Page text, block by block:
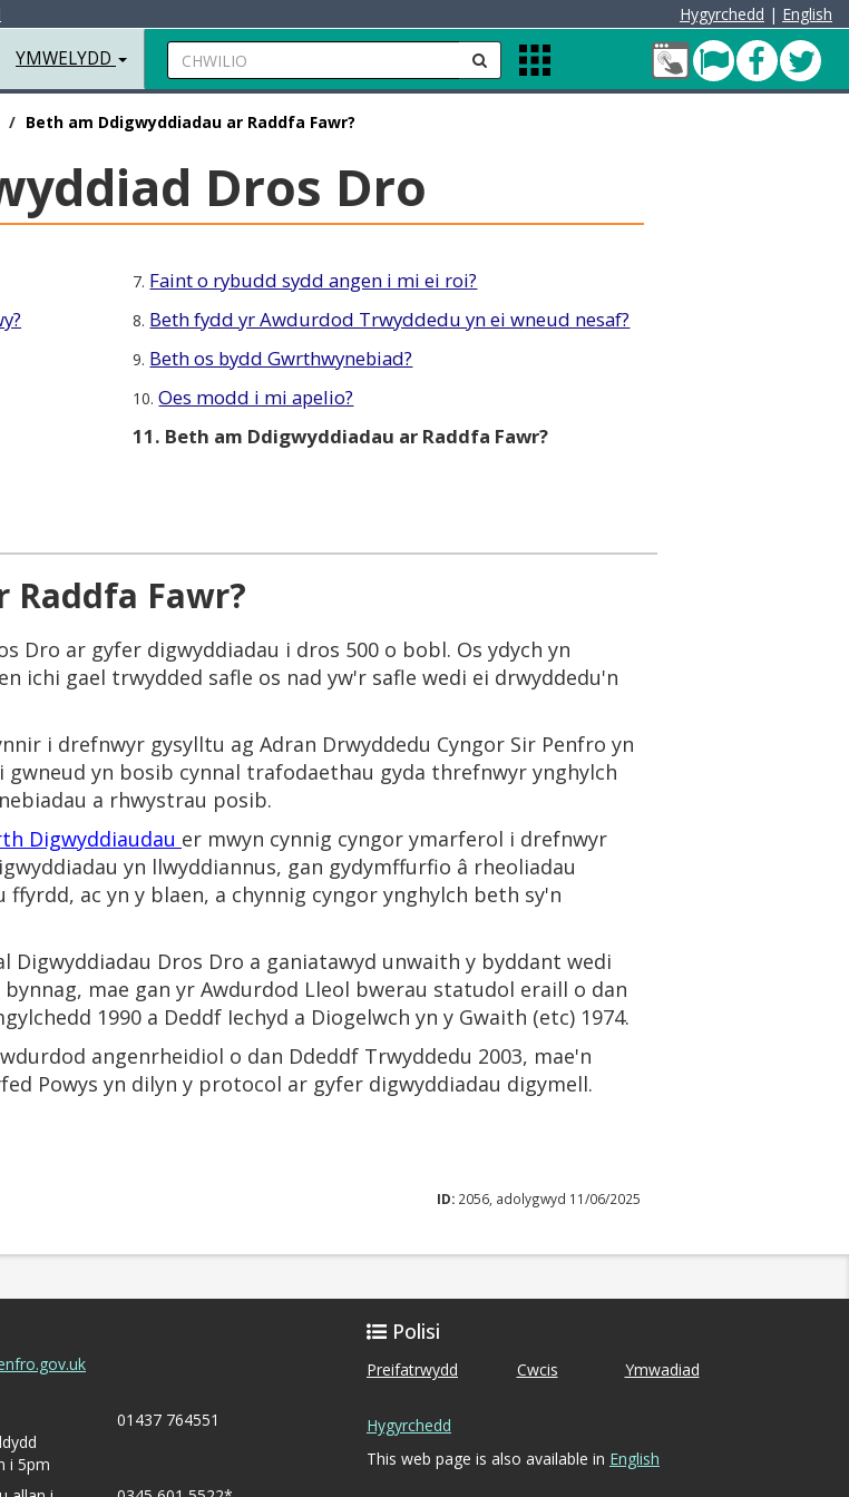
Hygyrchedd | English
YMWELYDD Chwilio anfon
Apps
Menu
Fy
NghyfrifPont
Cleddau
Beth am Ddigwyddiadau ar Raddfa Fawr?
Dros Dro
7. Faint o rybudd sydd angen i mi ei roi?
8. Beth fydd yr Awdurdod Trwyddedu yn ei wneud nesaf?
9. Beth os bydd Gwrthwynebiad?
10.Oes modd i mi apelio?
11. Beth am Ddigwyddiadau ar Raddfa Fawr?
Raddfa Fawr?
Dro ar gyfer digwyddiadau i dros 500 o bobl. Os ydych yn
ichi gael trwydded safle os nad yw'r safle wedi ei drwyddedu'n
i drefnwyr gysylltu ag Adran Drwyddedu Cyngor Sir Penfro yn
yn bosib cynnal trafodaethau gyda threfnwyr ynghylch
a rhwystrau posib.
Digwyddiaudau er mwyn cynnig cyngor ymarferol i drefnwyr
yn llwyddiannus, gan gydymffurfio â rheoliadau
ac yn y blaen, a chynnig cyngor ynghylch beth sy'n
Digwyddiadau Dros Dro a ganiatawyd unwaith y byddant wedi
mae gan yr Awdurdod Lleol bwerau statudol eraill o dan
1990 a Deddf Iechyd a Diogelwch yn y Gwaith (etc) 1974.
angenrheidiol o dan Ddeddf Trwyddedu 2003, mae'n
Powys yn dilyn y protocol ar gyfer digwyddiadau digymell.
ID: 2056, adolygwyd 11/06/2025
i 5pm
01437 764551
Polisi
Preifatrwydd Cwcis Ymwadiad
Hygyrchedd
This web page is also available in English